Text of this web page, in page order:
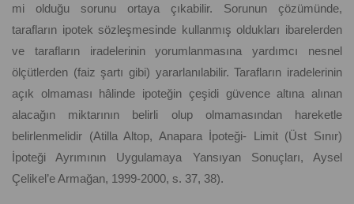
mi olduğu sorunu ortaya çıkabilir. Sorunun çözümünde,
tarafların ipotek sözleşmesinde kullanmış oldukları ibarelerden
ve tarafların iradelerinin yorumlanmasına yardımcı nesnel
ölçütlerden (faiz şartı gibi) yararlanılabilir. Tarafların iradelerinin
açık olmaması hâlinde ipoteğin çeşidi güvence altına alınan
alacağın miktarının belirli olup olmamasından hareketle
belirlenmelidir (Atilla Altop, Anapara İpoteği- Limit (Üst Sınır)
İpoteği Ayrımının Uygulamaya Yansıyan Sonuçları, Aysel
Çelikel’e Armağan, 1999-2000, s. 37, 38).